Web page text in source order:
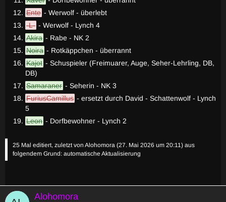
Ente - Werwolf - überlebt
-L- - Werwolf - Lynch 4
Akira - Rabe - NK 2
Noira - Rotkäppchen - überrannt
Kajot - Schuspieler (Freimuarer, Auge, Seher-Lehrling, DB,
DB)
Samaraner - Seherin - NK 3
FuriusCamillus - ersetzt durch David - Schattenwolf - Lynch
5
Leon - Dorfbewohner - Lynch 2
25 Mal editiert, zuletzt von Alohomora (27. Mai 2026 um 20:11 ) aus
folgendem Grund: automatische Aktualisierung
Alohomora